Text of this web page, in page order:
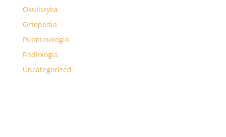
Okulistyka
Ortopedia
Pulmunologia
Radiologia
Uncategorized